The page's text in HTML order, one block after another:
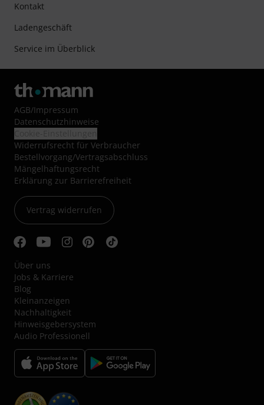
Kontakt
Ladengeschäft
Service im Überblick
AGB/Impressum
Datenschutzhinweise
Widerrufsrecht für Verbraucher
Bestellvorgang/Vertragsabschluss
Mängelhaftungsrecht
Erklärung zur Barrierefreiheit
Vertrag widerrufen
Über uns
Jobs & Karriere
Blog
Kleinanzeigen
Nachhaltigkeit
Hinweisgebersystem
Audio Professionell